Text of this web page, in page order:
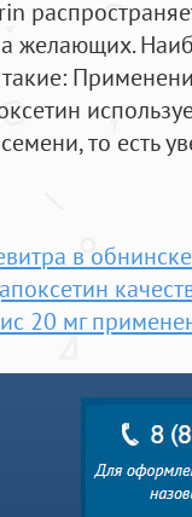
желающих.
то есть
в обнинске
20 мг